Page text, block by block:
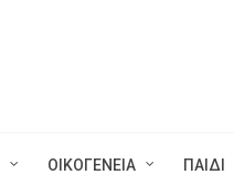
ΟΙΚΟΓΕΝΕΙΑ ΠΑΙΔΙ